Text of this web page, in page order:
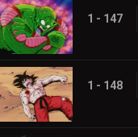
1 - 147
1 - 148